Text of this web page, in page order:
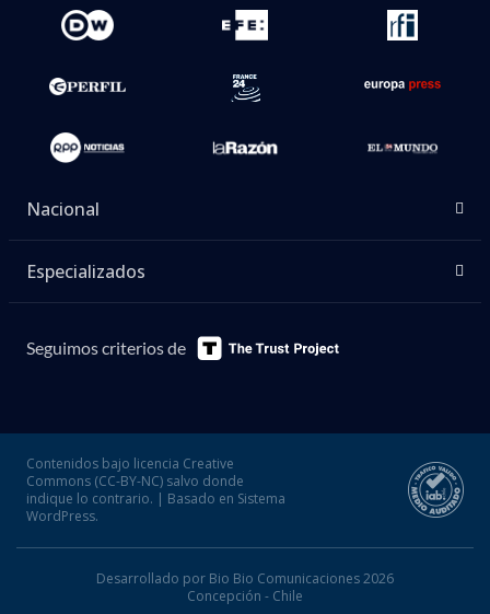
Nacional
Especializados
Seguimos criterios de
Contenidos bajo licencia Creative
Commons (CC-BY-NC) salvo donde
indique lo contrario. | Basado en Sistema
WordPress.
Desarrollado por Bio Bio Comunicaciones 2026
Concepción - Chile